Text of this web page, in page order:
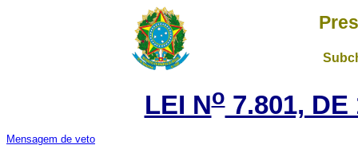
LEI No7.801, DE
Mensagem de veto